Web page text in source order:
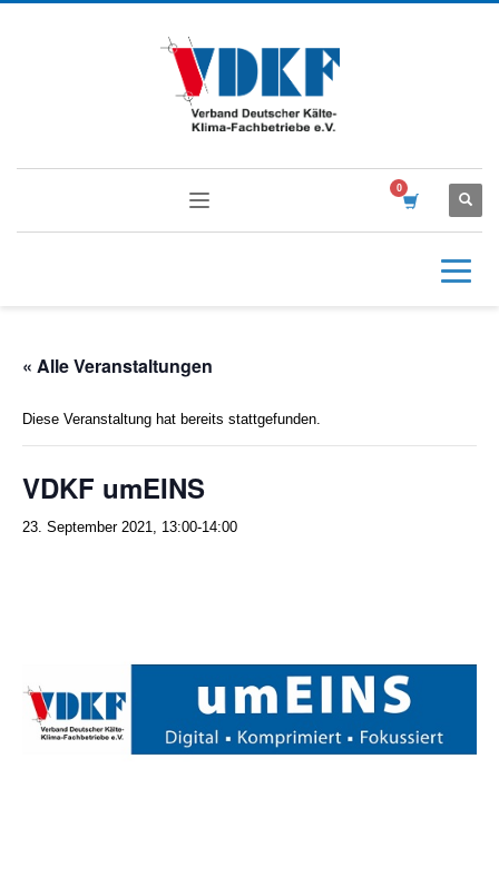
« Alle Veranstaltungen
Diese Veranstaltung hat bereits stattgefunden.
VDKF umEINS
23. September 2021, 13:00-14:00